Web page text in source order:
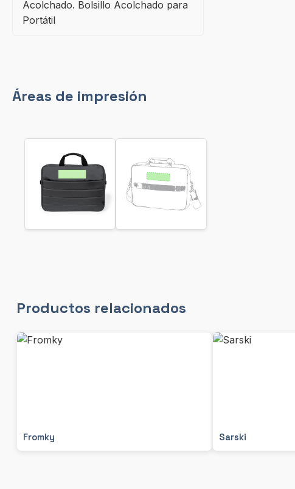
Acolchado. Bolsillo Acolchado para
Portátil
Áreas de impresión
Productos relacionados
Fromky Sarski